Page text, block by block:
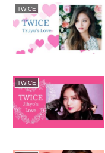
TWICE
TWICE